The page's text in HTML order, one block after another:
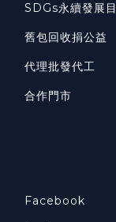
SDGs永續發展
舊包回收捐公益
代理批發代工
合作門市
Facebook